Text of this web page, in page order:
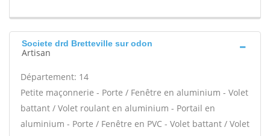
Societe drd Bretteville sur odon
Artisan
Département: 14
Petite maçonnerie - Porte / Fenêtre en aluminium - Volet
battant / Volet roulant en aluminium - Portail en
aluminium - Porte / Fenêtre en PVC - Volet battant / Volet